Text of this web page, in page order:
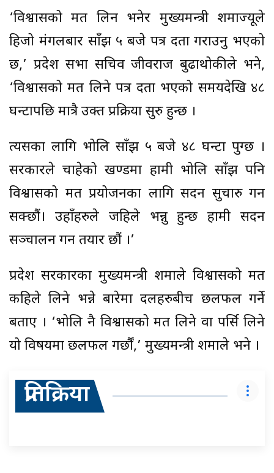
‘विश्वासको मत लिन भनेर मुख्यमन्त्री शर्माज्यूले
हिजो मंगलबार साँझ ५ बजे पत्र दर्ता गराउनु भएको
छ,’ प्रदेश सभा सचिव जीवराज बुढाथोकीले भने,
‘विश्वासको मत लिने पत्र दर्ता भएको समयदेखि ४८
घन्टापछि मात्रै उक्त प्रक्रिया सुरु हुन्छ ।
त्यसका लागि भोलि साँझ ५ बजे ४८ घन्टा पुग्छ ।
सरकारले चाहेको खण्डमा हामी भोलि साँझ पनि
विश्वासको मत प्रयोजनका लागि सदन सुचारु गर्न
सक्छौं। उहाँहरुले जहिले भन्नु हुन्छ हामी सदन
सञ्चालन गर्न तयार छौं ।’
प्रदेश सरकारका मुख्यमन्त्री शर्माले विश्वासको मत
कहिले लिने भन्ने बारेमा दलहरुबीच छलफल गर्ने
बताए । ‘भोलि नै विश्वासको मत लिने वा पर्सि लिने
यो विषयमा छलफल गर्छौं,’ मुख्यमन्त्री शर्माले भने ।
प्रतिक्रिया